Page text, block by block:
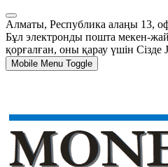
Алматы, Республика алаңы 13,
Бұл электронды пошта мекен-
қорғалған, оны қарау үшін Сізде
Mobile Menu Toggle